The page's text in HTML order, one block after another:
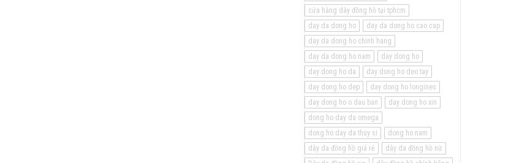
cửa hàng dây đồng hồ tại tphcm
day da dong ho
day da dong ho cao cap
day da dong ho chinh hang
day da dong ho nam
day dong ho
day dong ho da
day dong ho deo tay
day dong ho dep
day dong ho longines
day dong ho o dau ban
day dong ho xin
dong ho day da omega
dong ho day da thuy si
dong ho nam
dây da đồng hồ giá rẻ
dây da đồng hồ nữ